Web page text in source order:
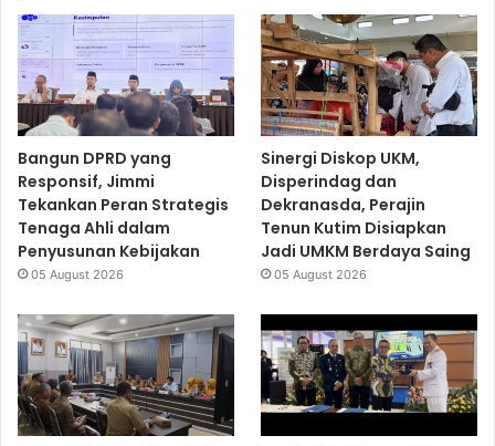
Bangun DPRD yang
Responsif, Jimmi
Tekankan Peran Strategis
Tenaga Ahli dalam
Penyusunan Kebijakan
05 August 2026
Sinergi Diskop UKM,
Disperindag dan
Dekranasda, Perajin
Tenun Kutim Disiapkan
Jadi UMKM Berdaya Saing
05 August 2026